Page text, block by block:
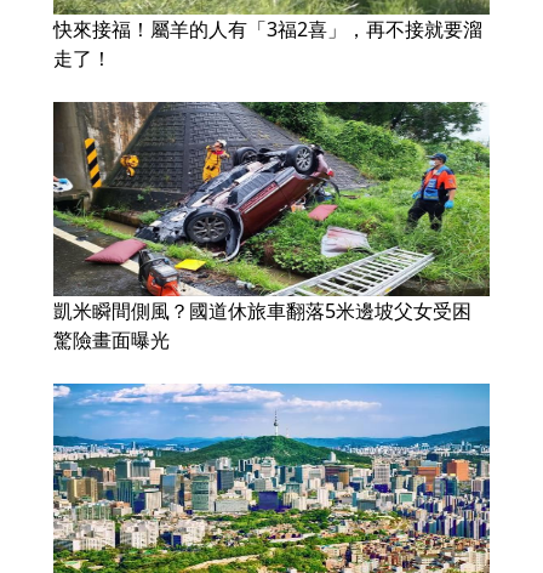
快來接福！屬羊的人有「3福2喜」，再不接就要溜
走了！
凱米瞬間側風？國道休旅車翻落5米邊坡父女受困
驚險畫面曝光